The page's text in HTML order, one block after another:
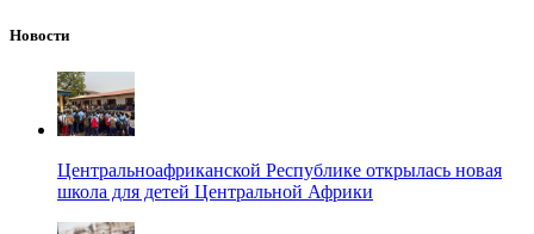
Новости
Центральноафриканской Республике открылась новая
школа для детей Центральной Африки